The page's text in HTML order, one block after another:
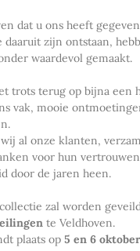
dat u ons heeft
daaruit zijn ontstaan,
waardevol gemaakt.
trots terug op bijna een
vak, mooie
al onze klanten,
voor hun
door de jaren heen.
zal worden
te Veldhoven.
plaats op 5 en 6